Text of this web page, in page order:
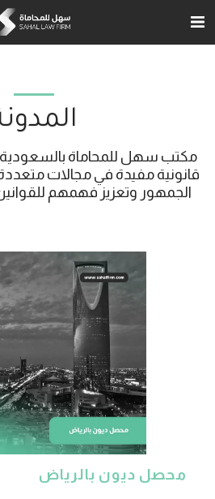
الجمهور وتعزيز فهمهم للقوانين
محصل ديون بالرياض